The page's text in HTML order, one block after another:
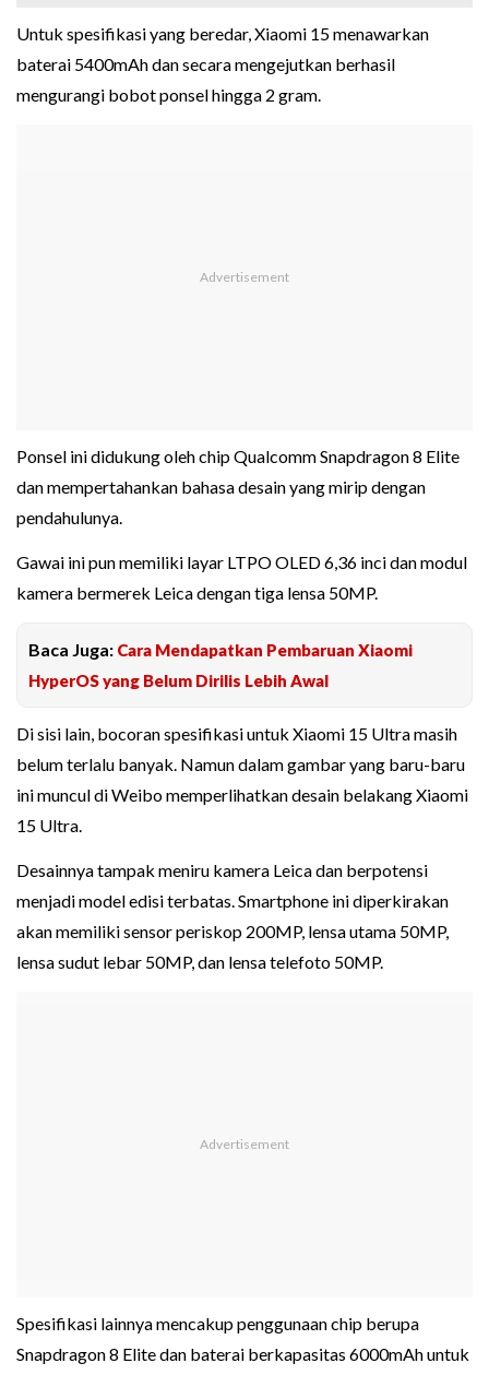
Untuk spesifikasi yang beredar, Xiaomi 15 menawarkan
baterai 5400mAh dan secara mengejutkan berhasil
mengurangi bobot ponsel hingga 2 gram.
Ponsel ini didukung oleh chip Qualcomm Snapdragon 8 Elite
dan mempertahankan bahasa desain yang mirip dengan
pendahulunya.
Gawai ini pun memiliki layar LTPO OLED 6,36 inci dan modul
kamera bermerek Leica dengan tiga lensa 50MP.
Baca Juga: Cara Mendapatkan Pembaruan Xiaomi
HyperOS yang Belum Dirilis Lebih Awal
Di sisi lain, bocoran spesifikasi untuk Xiaomi 15 Ultra masih
belum terlalu banyak. Namun dalam gambar yang baru-baru
ini muncul di Weibo memperlihatkan desain belakang Xiaomi
15 Ultra.
Desainnya tampak meniru kamera Leica dan berpotensi
menjadi model edisi terbatas. Smartphone ini diperkirakan
akan memiliki sensor periskop 200MP, lensa utama 50MP,
lensa sudut lebar 50MP, dan lensa telefoto 50MP.
Spesifikasi lainnya mencakup penggunaan chip berupa
Snapdragon 8 Elite dan baterai berkapasitas 6000mAh untuk